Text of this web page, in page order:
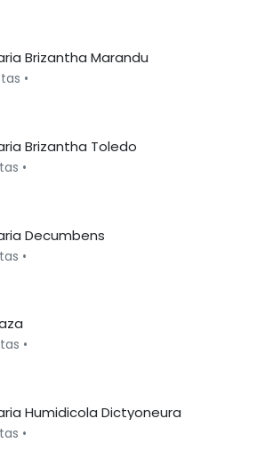
Brizantha Marandu
•
Brizantha Toledo
•
Decumbens
•
•
Humidicola Dictyoneura
•